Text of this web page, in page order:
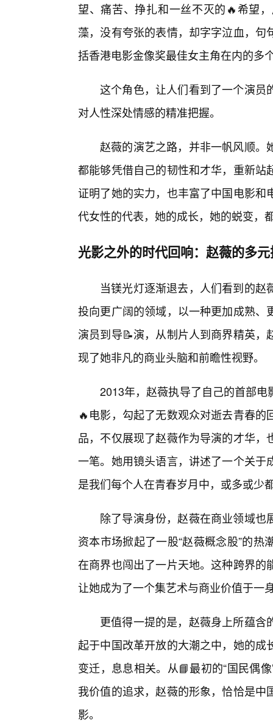
望、痛苦、挣扎和一丝不灭的🔥希望
藻，没有夸张的表情，却字字泣血，
括香港电影金像奖最佳女主角在内的多
这个角色，让人们看到了一个演员
对人性深处情感的精准把握。
赵薇的演艺之路，并非一帆风顺
都能够凭借自己的韧性和才华，重新
证明了她的实力，也丰富了中国电影
代女性的代表，她的成长，她的蜕变，
光影之外的时代回响：赵薇的多
当镁光灯逐渐退去，人们看到的
投向更广阔的领域，以一种更加成熟
演员到导📝演，从制片人到商界精英
现了她非凡的商业头脑和前瞻性视野。
2013年，赵薇执导了自己的首部
🔥电影，勾起了无数观众对逝去青春
品，不仅展现了赵薇作为导演的才华
一笔。她用镜头语言，讲述了一个关
是我们每个人在青春岁月中，或多或少
除了导演身份，赵薇在商业领域
资本市场掀起了一股“赵薇概念股”的
在商界也闯出了一片天地。这种跨界
让她成为了一个集艺术与商业价值于一
更值得一提的是，赵薇身上所蕴
起于中国改革开放的大潮之中，她的
变迁，息息相关。从📘最初的“国民偶
我价值的追求，赵薇的形象，恰恰是
影。